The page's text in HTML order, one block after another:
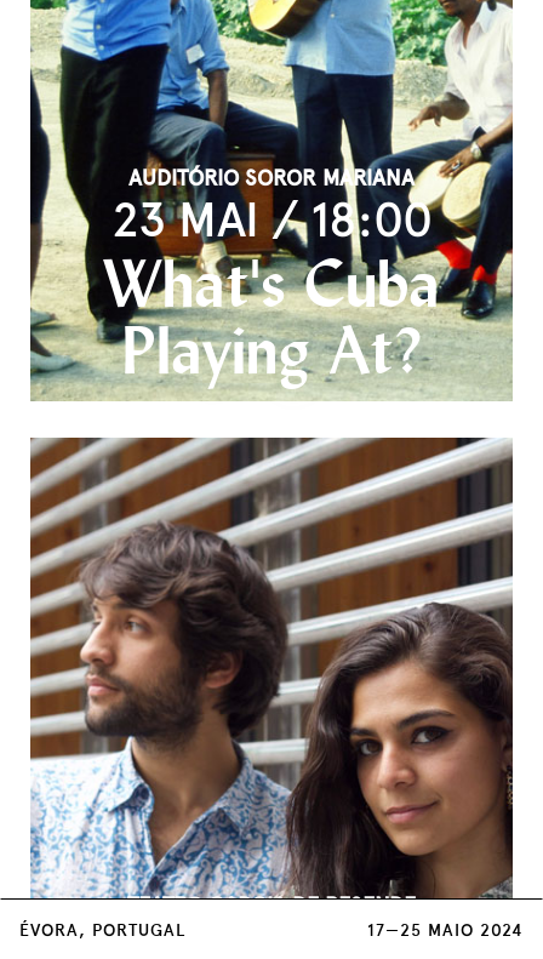
ÉVORA, PORTUGAL 17—25 MAIO 2024
AUDITÓRIO SOROR MARIANA
23 MAI / 18:00
What's Cuba
Playing At?
TEATRO GARCIA DE RESENDE
23 MAI / 21:30